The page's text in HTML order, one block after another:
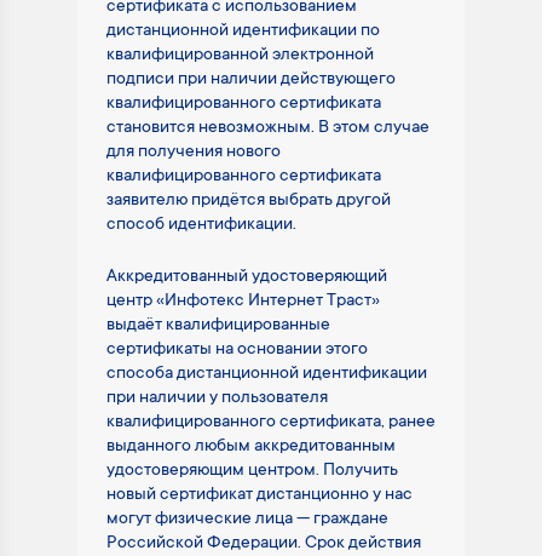
сертификата с использованием
дистанционной идентификации по
квалифицированной электронной
подписи при наличии действующего
квалифицированного сертификата
становится невозможным. В этом случае
для получения нового
квалифицированного сертификата
заявителю придётся выбрать другой
способ идентификации.
Аккредитованный удостоверяющий
центр «Инфотекс Интернет Траст»
выдаёт квалифицированные
сертификаты на основании этого
способа дистанционной идентификации
при наличии у пользователя
квалифицированного сертификата, ранее
выданного любым аккредитованным
удостоверяющим центром. Получить
новый сертификат дистанционно у нас
могут физические лица — граждане
Российской Федерации. Срок действия